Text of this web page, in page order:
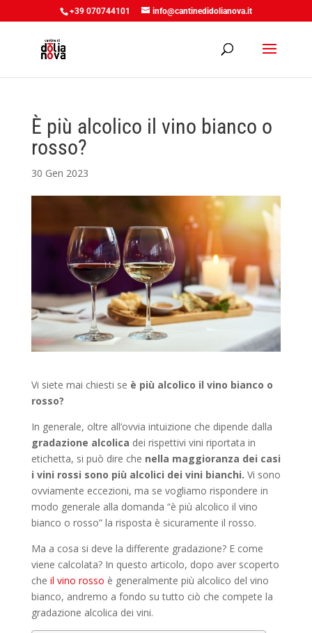
+39 070744101 info@cantinedidolianova.it
È più alcolico il vino bianco o
rosso?
30 Gen 2023
Vi siete mai chiesti se è più alcolico il vino bianco o
rosso?
In generale, oltre all’ovvia intuizione che dipende dalla
gradazione alcolica dei rispettivi vini riportata in
etichetta, si può dire che nella maggioranza dei casi
i vini rossi sono più alcolici dei vini bianchi. Vi sono
ovviamente eccezioni, ma se vogliamo rispondere in
modo generale alla domanda “è più alcolico il vino
bianco o rosso” la risposta è sicuramente il rosso.
Ma a cosa si deve la differente gradazione? E come
viene calcolata? In questo articolo, dopo aver scoperto
che il vino rosso è generalmente più alcolico del vino
bianco, andremo a fondo su tutto ciò che compete la
gradazione alcolica dei vini.